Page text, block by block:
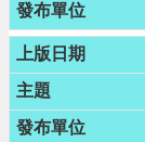
站
資
料
開
放
宣